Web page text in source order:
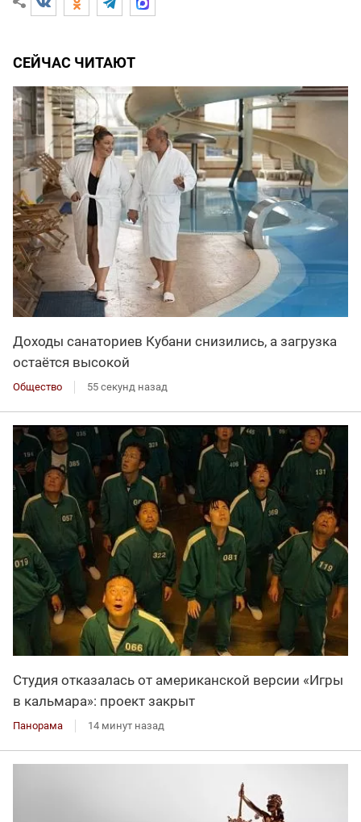
СЕЙЧАС ЧИТАЮТ
Доходы санаториев Кубани снизились, а загрузка
остаётся высокой
Общество 55 секунд назад
Студия отказалась от американской версии «Игры
в кальмара»: проект закрыт
Панорама 14 минут назад